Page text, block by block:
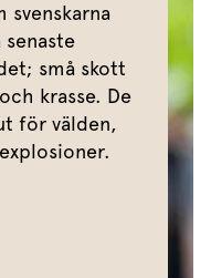
svenskarna
små skott
krasse. De
för välden,